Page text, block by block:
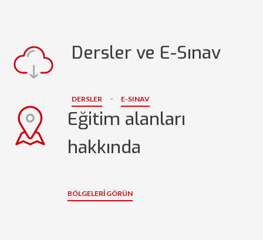
Dersler ve E-Sınav
DERSLER - E-SINAV
Eğitim alanları
hakkında
BÖLGELERI GÖRÜN